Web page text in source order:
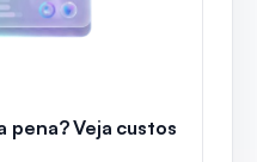
pena? Veja custos